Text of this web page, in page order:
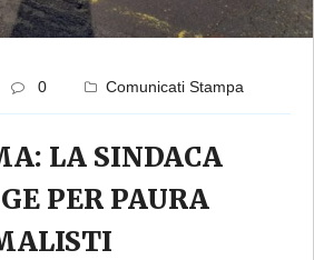
0 Comunicati Stampa
LA SINDACA
PER PAURA